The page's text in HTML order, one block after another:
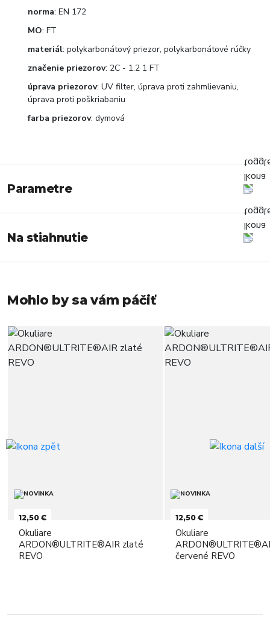
norma: EN 172
MO: FT
materiál: polykarbonátový priezor, polykarbonátové rúčky
značenie priezorov: 2C - 1.2 1 FT
úprava priezorov: UV filter, úprava proti zahmlievaniu,
úprava proti poškriabaniu
farba priezorov: dymová
Parametre
Na stiahnutie
Mohlo by sa vám páčiť
12,50 €
Okuliare
ARDON®ULTRITE®AIR zlaté
REVO
12,50 €
Okuliare
červené REVO